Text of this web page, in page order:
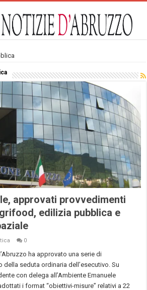
approvati provvedimenti
edilizia pubblica e
0
ha approvato una serie di
seduta ordinaria dell’esecutivo. Su
con delega all’Ambiente Emanuele
i format “obiettivi-misure” relativi a 22